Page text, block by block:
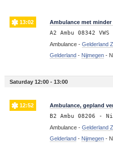
13:02 Ambulance met minder
A2 Ambu 08342
Ambulance - Gelderland
Gelderland - Nijmegen-
Saturday 12:00 - 13:00
12:52 Ambulance, gepland
B2 Ambu 08206 -
Ambulance - Gelderland
Gelderland - Nijmegen-